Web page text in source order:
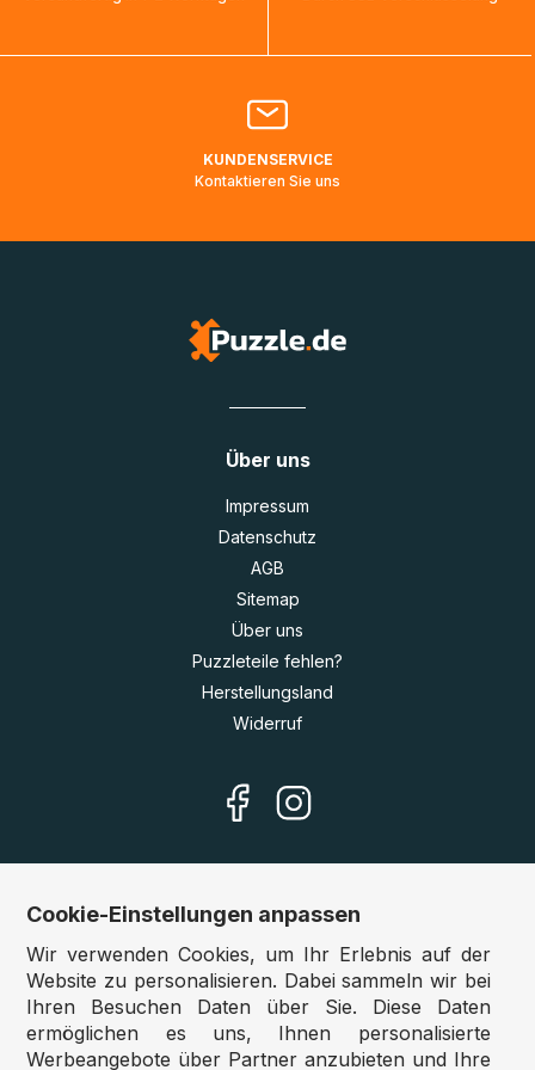
bearbeitet werden.
Bitte kontaktieren Sie denKundenservicefalls Ihr Paket
Lieferadressen in Deutschland oder Europa mehrere Tage
KUNDENSERVICE
Kontaktieren Sie uns
Über uns
Impressum
Datenschutz
AGB
Sitemap
Über uns
Puzzleteile fehlen?
Herstellungsland
Widerruf
Unsere Shops
Deutschland:www.puzzle.de
Österreich:
www.puzzle.at
Belgien:www.puzzle.be
Cookie-Einstellungen anpassen
Wir verwenden Cookies, um Ihr Erlebnis auf der
Website zu personalisieren. Dabei sammeln wir bei
Ihren Besuchen Daten über Sie. Diese Daten
ermöglichen es uns, Ihnen personalisierte
Werbeangebote über Partner anzubieten und Ihre